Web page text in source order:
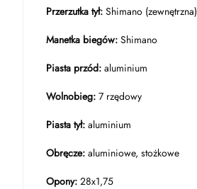
Przerzutka tył: Shimano (zewnętrzna)
Manetka biegów: Shimano
Piasta przód: aluminium
Wolnobieg: 7 rzędowy
Piasta tył: aluminium
Obręcze: aluminiowe, stożkowe
Opony: 28x1,75